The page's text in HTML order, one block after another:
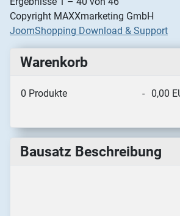
Copyright MAXXmarketing GmbH
JoomShopping Download & Support
Warenkorb
0 Produkte -
0,00
Bausatz Beschreibung